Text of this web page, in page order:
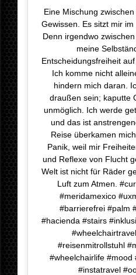
Eine Mischung
Gewissen. Es sitzt mir
Denn irgendwo
meine
Entscheidungsfreiheit
Ich komme nicht
hindern mich daran.
draußen sein; kaputte
unmöglich. Ich werde
und das ist
Reise überkamen
Panik, weil mir
und Reflexe von Flucht
Welt ist nicht für Räder
Luft zum Atmen.
#meridamexico
#barrierefrei #palm
#hacienda #stairs
#reisenmitrollstuhl
#wheelchairlife
#instatravel